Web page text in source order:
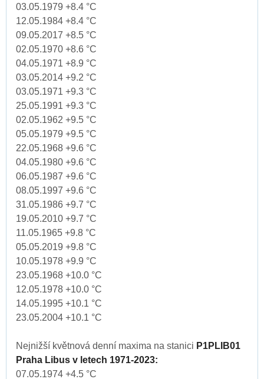
03.05.1979 +8.4 °C
12.05.1984 +8.4 °C
09.05.2017 +8.5 °C
02.05.1970 +8.6 °C
04.05.1971 +8.9 °C
03.05.2014 +9.2 °C
03.05.1971 +9.3 °C
25.05.1991 +9.3 °C
02.05.1962 +9.5 °C
05.05.1979 +9.5 °C
22.05.1968 +9.6 °C
04.05.1980 +9.6 °C
06.05.1987 +9.6 °C
08.05.1997 +9.6 °C
31.05.1986 +9.7 °C
19.05.2010 +9.7 °C
11.05.1965 +9.8 °C
05.05.2019 +9.8 °C
10.05.1978 +9.9 °C
23.05.1968 +10.0 °C
12.05.1978 +10.0 °C
14.05.1995 +10.1 °C
23.05.2004 +10.1 °C
Nejnižší květnová denní maxima na stanici P1PLIB01
Praha Libus v letech 1971-2023:
07.05.1974 +4.5 °C